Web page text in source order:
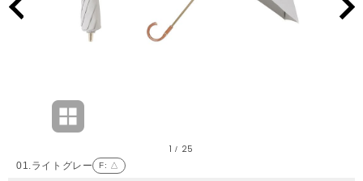
01.ライトグレー F: △
1 / 25